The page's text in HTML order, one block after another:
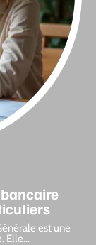
est une
Elle…